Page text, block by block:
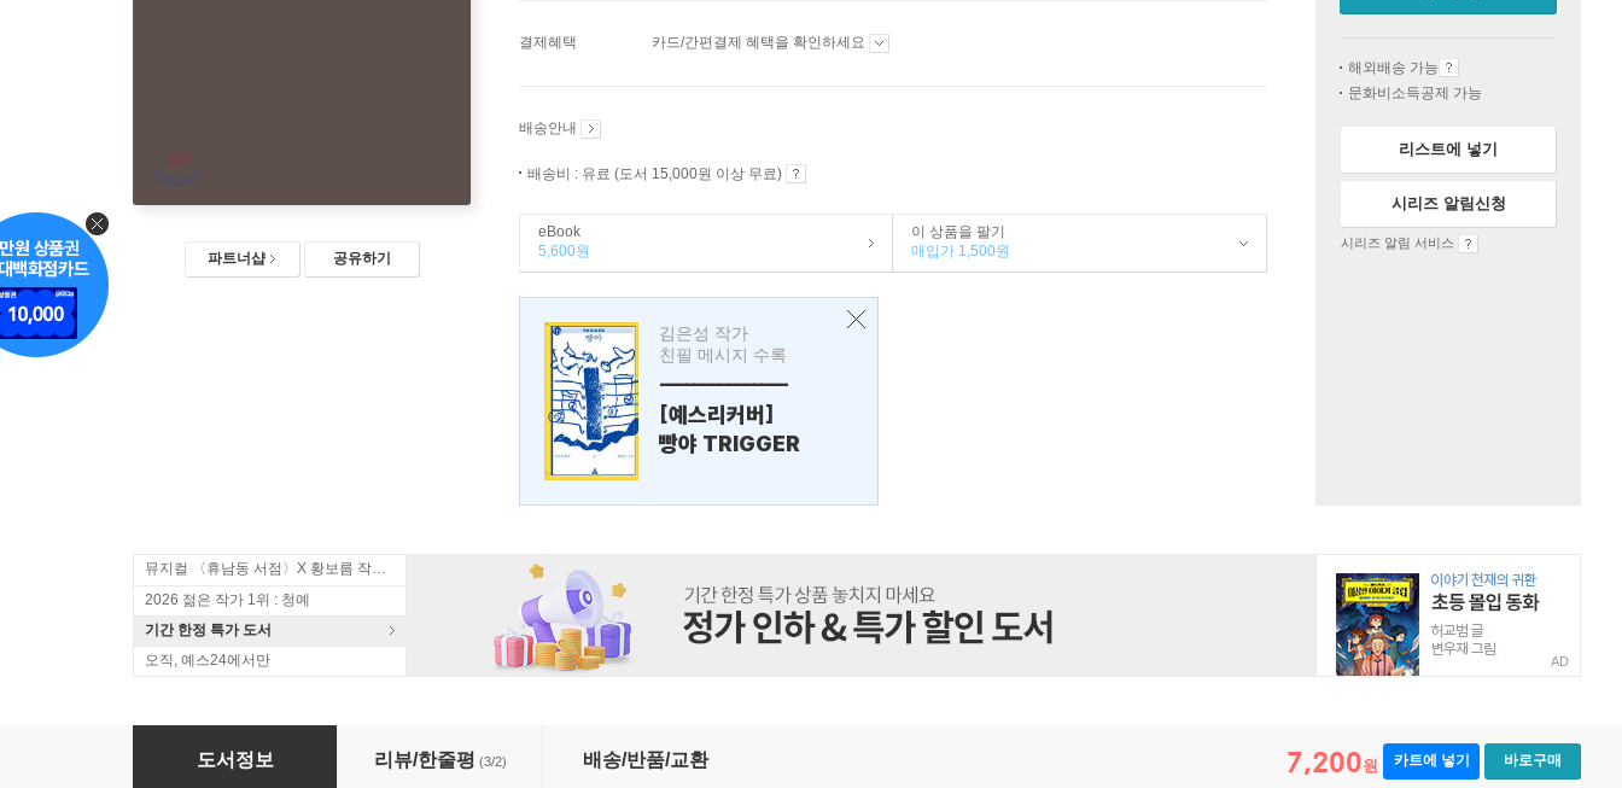
파트너샵 공유하기
결제혜택 카드/간편결제 혜택을 확인하세요
배송안내
배송비 : 유료 (도서 15,000원 이상 무료)
eBook
5,600원
이 상품을 팔기
매입가 1,500원
김은성 작가
친필 메시지 수록
---------------
[예스리커버]
빵야 TRIGGER
해외배송 가능
문화비소득공제 가능
리스트에 넣기
시리즈 알림신청
시리즈 알림 서비스
뮤지컬 〈휴남동 서점〉X 황보름 작가 북토크
2026 젊은 작가 1위 : 청예
기간 한정 특가 도서
오직, 예스24에서만
AD
서봉氏의 가방
도서정보 리뷰/한줄평 (3/2) 배송/반품/교환 7,200원 카트에 넣기 바로구매